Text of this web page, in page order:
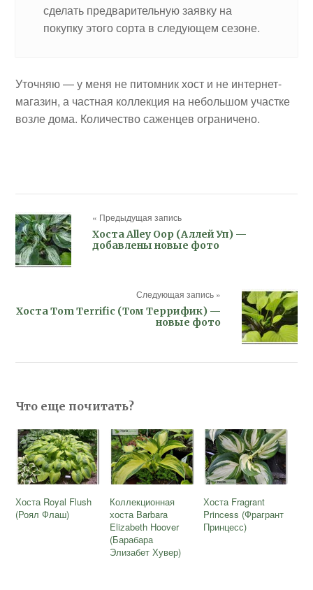
сделать предварительную заявку на
покупку этого сорта в следующем сезоне.
Уточняю — у меня не питомник хост и не интернет-
магазин, а частная коллекция на небольшом участке
возле дома. Количество саженцев ограничено.
« Предыдущая запись
Хоста Alley Oop (Аллей Уп) —
добавлены новые фото
Следующая запись »
Хоста Tom Terrific (Том Террифик) —
новые фото
Что еще почитать?
Хоста Royal Flush
(Роял Флаш)
Коллекционная
хоста Barbara
Elizabeth Hoover
(Барабара
Элизабет Хувер)
Хоста Fragrant
Princess (Фрагрант
Принцесс)